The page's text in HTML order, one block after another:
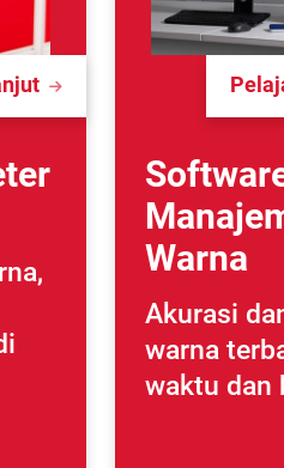
Warna
Akurasi
warna
waktu dan